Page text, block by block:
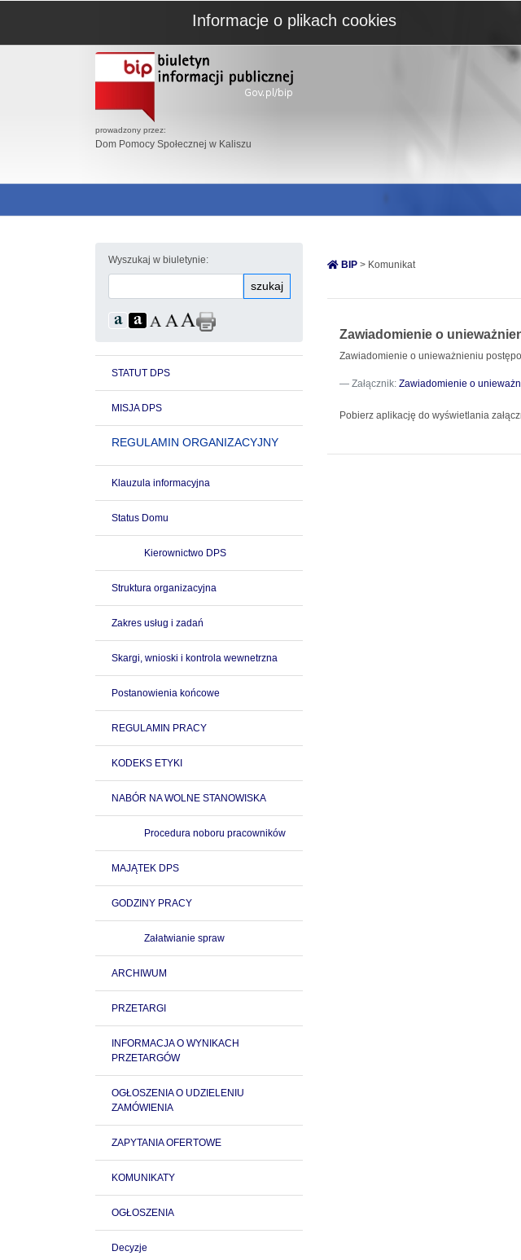
prowadzony przez:
Dom Pomocy Społecznej w Kaliszu
Wyszukaj w biuletynie:
szukaj
STATUT DPS
MISJA DPS
REGULAMIN ORGANIZACYJNY
Klauzula informacyjna
Status Domu
Kierownictwo DPS
Struktura organizacyjna
Zakres usług i zadań
Skargi, wnioski i kontrola wewnetrzna
Postanowienia końcowe
REGULAMIN PRACY
KODEKS ETYKI
NABÓR NA WOLNE STANOWISKA
Procedura noboru pracowników
MAJĄTEK DPS
GODZINY PRACY
Załatwianie spraw
ARCHIWUM
PRZETARGI
INFORMACJA O WYNIKACH
PRZETARGÓW
OGŁOSZENIA O UDZIELENIU
ZAMÓWIENIA
ZAPYTANIA OFERTOWE
KOMUNIKATY
OGŁOSZENIA
Decyzje
BIP > Komunikat
Zawiadomienie o
Zawiadomienie o unieważnieniu
Załącznik: Zawiadomienie o
Pobierz aplikację do wyświetlania
Informacje o plikach cookies